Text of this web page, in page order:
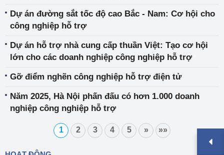
Dự án đường sắt tốc độ cao Bắc - Nam: Cơ hội cho
công nghiệp hỗ trợ
Dự án hỗ trợ nhà cung cấp thuần Việt: Tạo cơ hội
lớn cho các doanh nghiệp công nghiệp hỗ trợ
Gỡ điểm nghẽn công nghiệp hỗ trợ điện tử
Năm 2025, Hà Nội phấn đấu có hơn 1.000 doanh
nghiệp công nghiệp hỗ trợ
1 2 3 4 5 » »»